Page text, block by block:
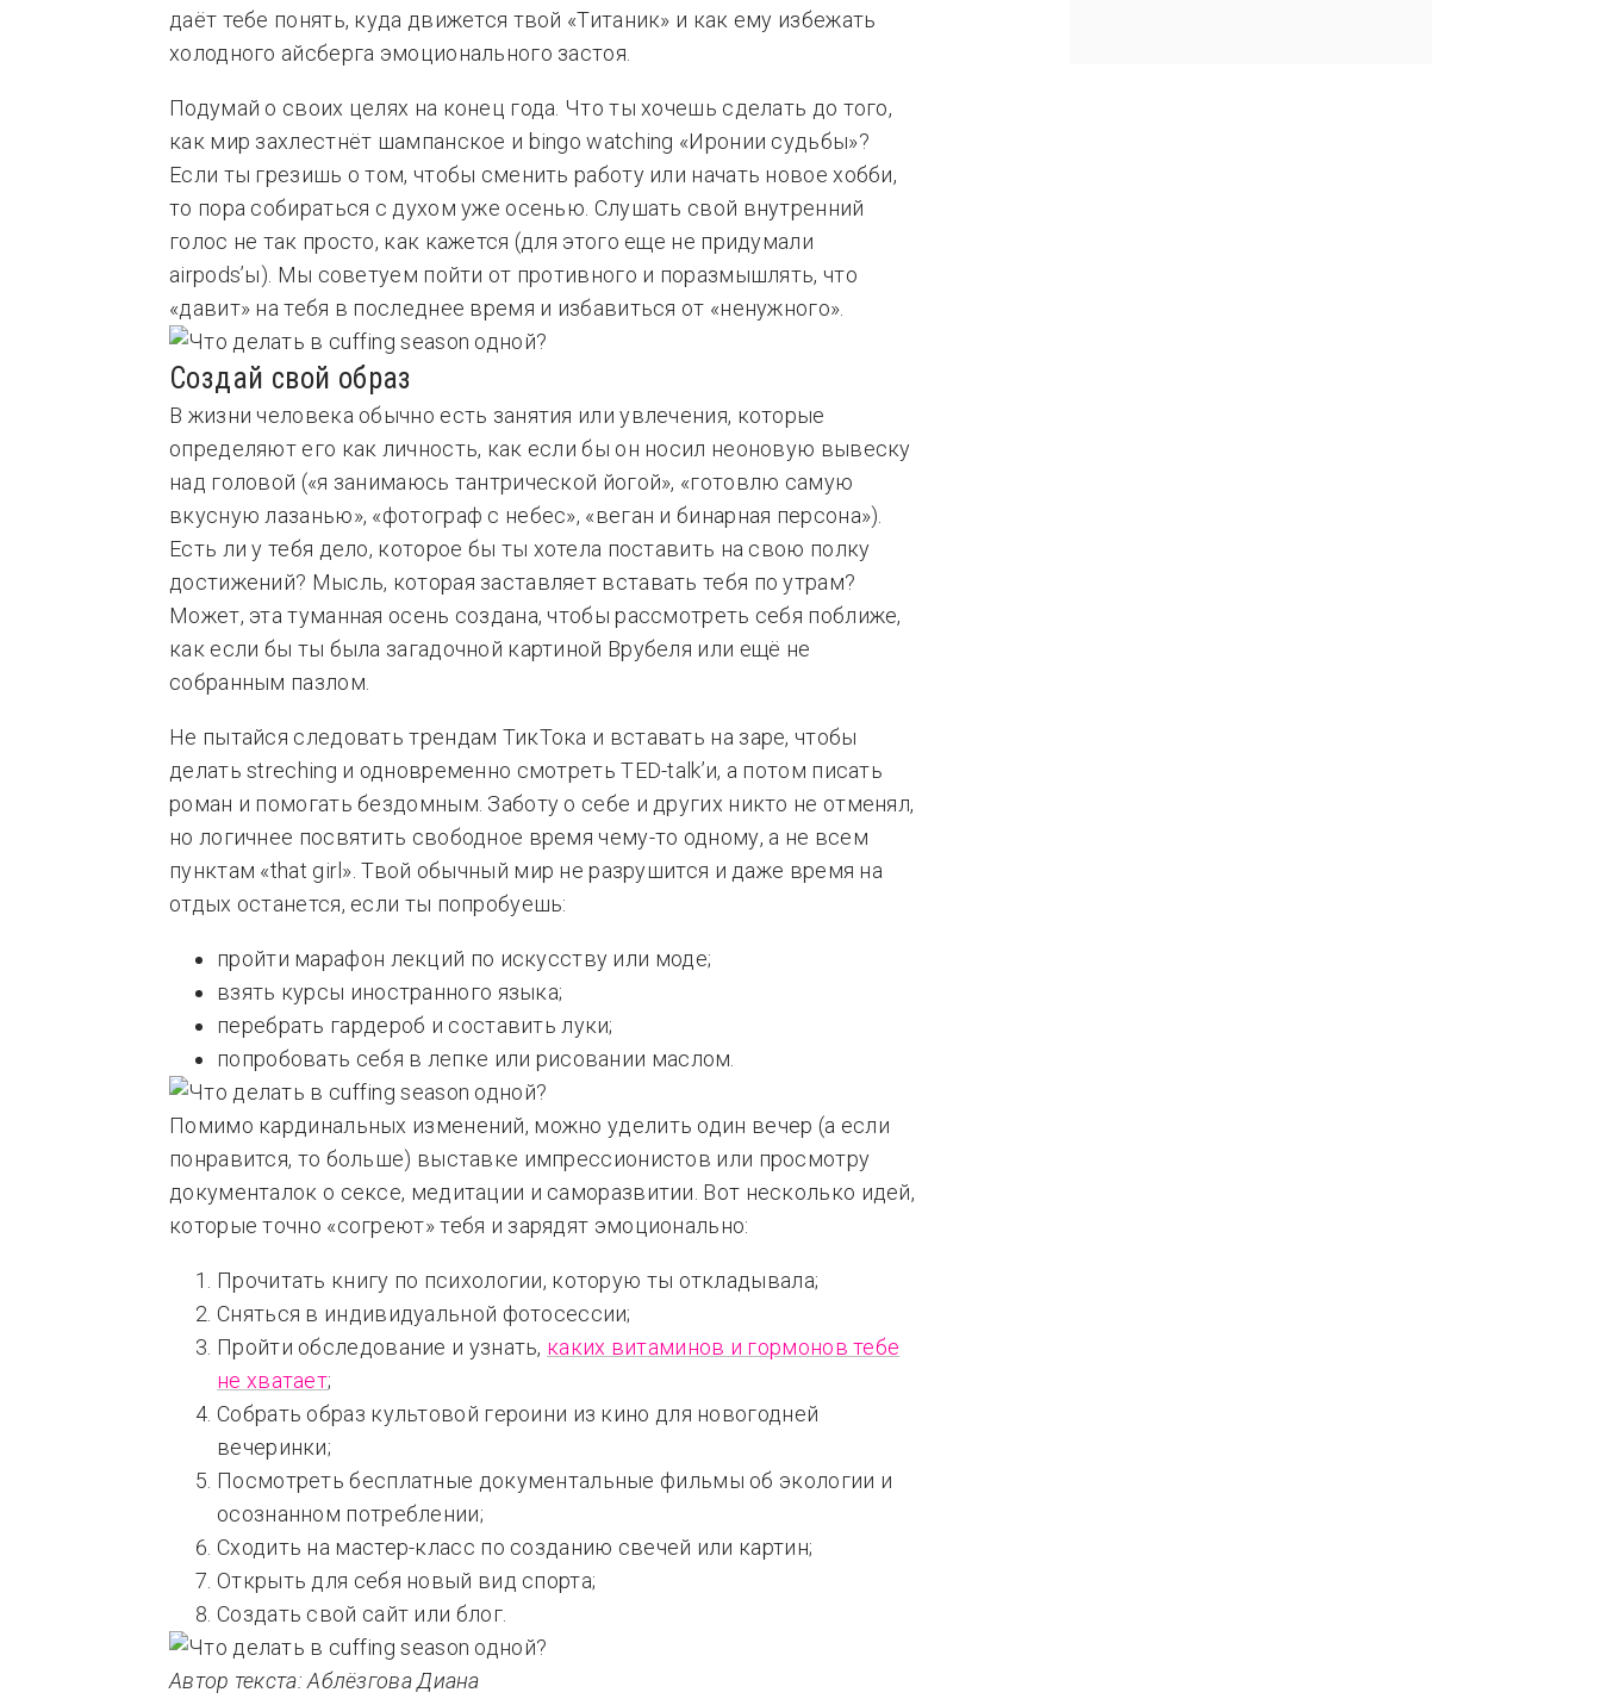
даёт тебе понять, куда движется твой «Титаник» и как ему избежать
холодного айсберга эмоционального застоя.
Подумай о своих целях на конец года. Что ты хочешь сделать до того,
как мир захлестнёт шампанское и bingo watching «Иронии судьбы»?
Если ты грезишь о том, чтобы сменить работу или начать новое хобби,
то пора собираться с духом уже осенью. Слушать свой внутренний
голос не так просто, как кажется (для этого еще не придумали
airpods’ы). Мы советуем пойти от противного и поразмышлять, что
«давит» на тебя в последнее время и избавиться от «ненужного».
Cоздай свой образ
В жизни человека обычно есть занятия или увлечения, которые
определяют его как личность, как если бы он носил неоновую вывеску
над головой («я занимаюсь тантрической йогой», «готовлю самую
вкусную лазанью», «фотограф с небес», «веган и бинарная персона»).
Есть ли у тебя дело, которое бы ты хотела поставить на свою полку
достижений? Мысль, которая заставляет вставать тебя по утрам?
Может, эта туманная осень создана, чтобы рассмотреть себя поближе,
как если бы ты была загадочной картиной Врубеля или ещё не
собранным пазлом.
Не пытайся следовать трендам ТикТока и вставать на заре, чтобы
делать streching и одновременно смотреть TED-talk’и, а потом писать
роман и помогать бездомным. Заботу о себе и других никто не отменял,
но логичнее посвятить свободное время чему-то одному, а не всем
пунктам «that girl». Твой обычный мир не разрушится и даже время на
отдых останется, если ты попробуешь:
пройти марафон лекций по искусству или моде;
взять курсы иностранного языка;
перебрать гардероб и составить луки;
попробовать себя в лепке или рисовании маслом.
Помимо кардинальных изменений, можно уделить один вечер (а если
понравится, то больше) выставке импрессионистов или просмотру
документалок о сексе, медитации и саморазвитии. Вот несколько идей,
которые точно «согреют» тебя и зарядят эмоционально:
Прочитать книгу по психологии, которую ты откладывала;
Сняться в индивидуальной фотосессии;
Пройти обследование и узнать, каких витаминов и гормонов тебе
не хватает;
Собрать образ культовой героини из кино для новогодней
вечеринки;
Посмотреть бесплатные документальные фильмы об экологии и
осознанном потреблении;
Сходить на мастер-класс по созданию свечей или картин;
Открыть для себя новый вид спорта;
Создать свой сайт или блог.
Автор текста: Аблёзгова Диана